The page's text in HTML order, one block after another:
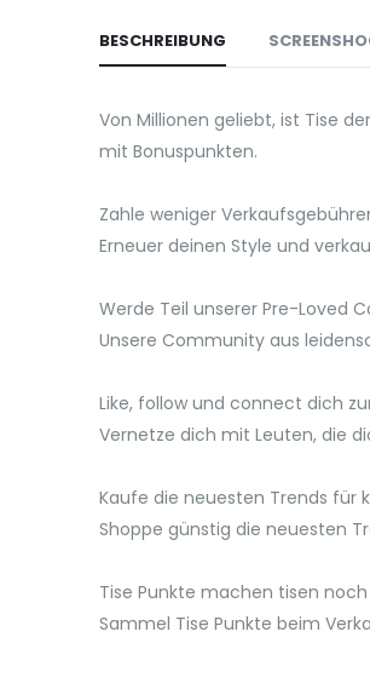
BESCHREIBUNG
Von Millionen geliebt, ist Tise
mit Bonuspunkten.
Zahle weniger
Erneuer deinen Style und
Werde Teil unserer Pre-Loved
Unsere Community aus
Like, follow und connect dich
Vernetze dich mit Leuten, die
Kaufe die neuesten Trends für
Shoppe günstig die neuesten
Tise Punkte machen tisen
Sammel Tise Punkte beim